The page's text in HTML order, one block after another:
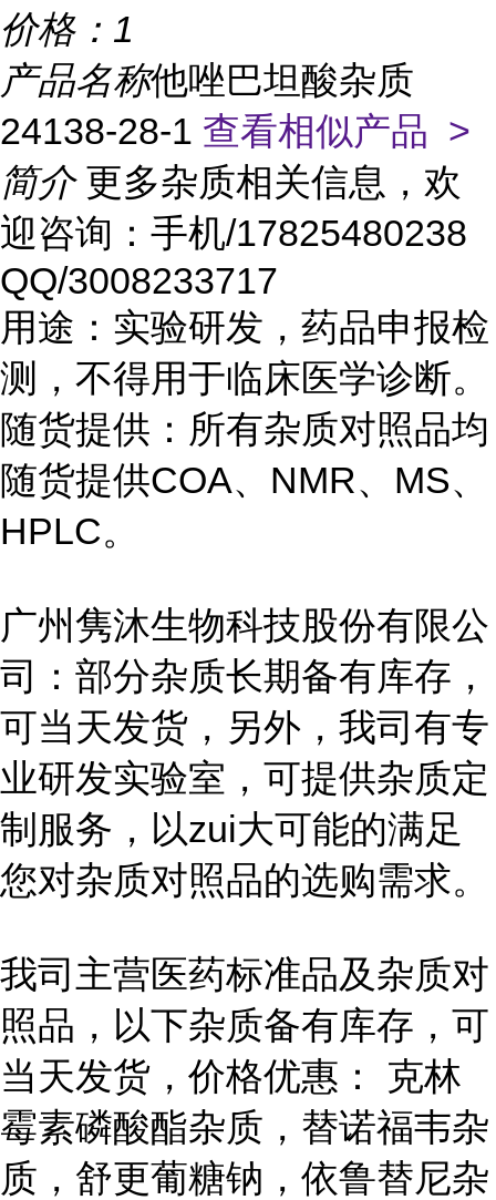
价格： 1
产品名称他唑巴坦酸杂质
24138-28-1 查看相似产品 >
简介 更多杂质相关信息，欢
迎咨询：手机/17825480238
QQ/3008233717
用途：实验研发，药品申报检
测，不得用于临床医学诊断。
随货提供：所有杂质对照品均
随货提供COA、NMR、MS、
HPLC。
广州隽沐生物科技股份有限公
司：部分杂质长期备有库存，
可当天发货，另外，我司有专
业研发实验室，可提供杂质定
制服务，以zui大可能的满足
您对杂质对照品的选购需求。
我司主营医药标准品及杂质对
照品，以下杂质备有库存，可
当天发货，价格优惠： 克林
霉素磷酸酯杂质，替诺福韦杂
质，舒更葡糖钠，依鲁替尼杂